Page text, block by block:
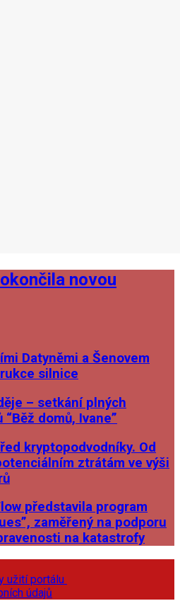
novou
Datyněmi a Šenovem
silnice
– setkání plných
domů, Ivane”
kryptopodvodníky. Od
ztrátám ve výši
představila program
zaměřený na podporu
na katastrofy
užití portálu
údajů